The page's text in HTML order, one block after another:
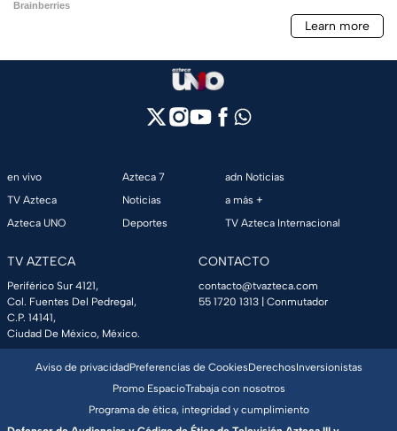
en vivo
TV Azteca
Azteca UNO
Azteca 7
Noticias
Deportes
adn Noticias
a más +
TV Azteca Internacional
TV AZTECA
Periférico Sur 4121,
Col. Fuentes Del Pedregal,
C.P. 14141,
Ciudad De México, México.
CONTACTO
contacto@tvazteca.com
55 1720 1313 | Conmutador
Aviso de privacidadPreferencias de CookiesDerechosInversionistas
Promo EspacioTrabaja con nosotros
Programa de ética, integridad y cumplimiento